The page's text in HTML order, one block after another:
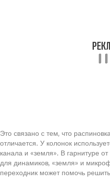
Это связано с тем, что
отличается. У колонок
канала и «земля». В гарнитуре
для динамиков, «земля» и
переходник может помочь